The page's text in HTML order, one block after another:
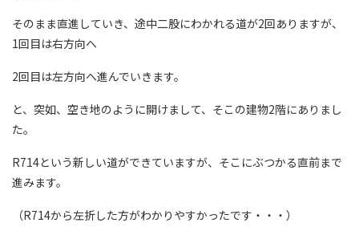
そのまま直進していき、途中二股にわかれる道が2回ありますが、
1回目は右方向へ
2回目は左方向へ進んでいきます。
と、突如、空き地のように開けまして、そこの建物2階にありまし
た。
R714という新しい道ができていますが、そこにぶつかる直前まで
進みます。
（R714から左折した方がわかりやすかったです・・・）